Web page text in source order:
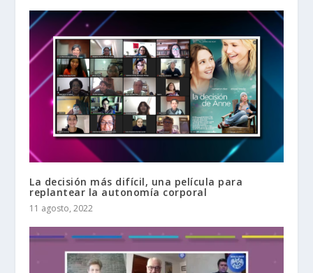
La decisión más difícil, una película para
replantear la autonomía corporal
11 agosto, 2022